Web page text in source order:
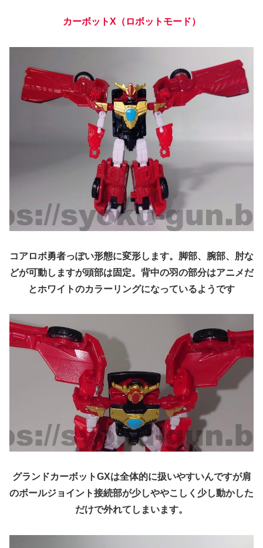
カーボットX（ ロボット モード）
コアロボ勇者っぽい形態に変形します。脚部、腕部、肘な
どが可動しますが頭部は固定。背中の羽の部分はアニメだ
とホワイトのカラーリングになっているようです
グランドカーボットGXは全体的に扱いやすいんですが肩
のボールジョイント接続部が少しややこしく少し動かした
だけで外れてしまいます。